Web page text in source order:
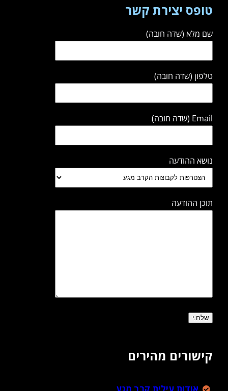
טופס יצירת קשר
שם מלא (שדה חובה)
טלפון (שדה חובה)
Email (שדה חובה)
נושא ההודעה
תוכן ההודעה
קישורים מהירים